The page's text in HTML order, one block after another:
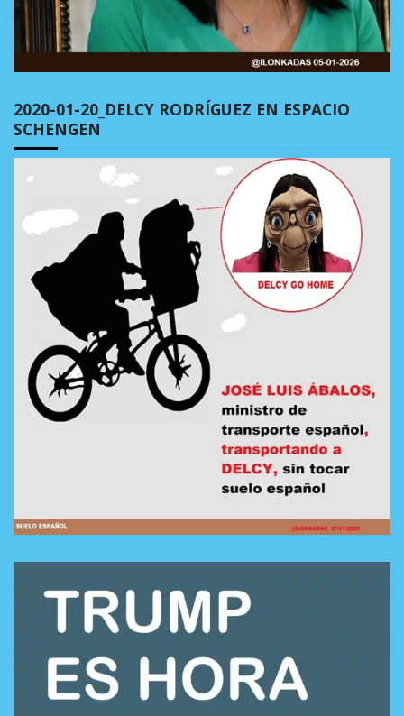
2020-01-20_DELCY RODRÍGUEZ EN ESPACIO
SCHENGEN